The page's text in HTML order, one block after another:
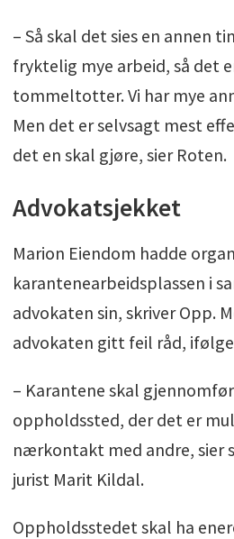
– Så skal det sies en annen
fryktelig mye arbeid, så det
tommeltotter. Vi har mye
Men det er selvsagt mest
det en skal gjøre, sier Roten.
Advokatsjekket
Marion Eiendom hadde
karantenearbeidsplassen i
advokaten sin, skriver Opp.
advokaten gitt feil råd,
– Karantene skal
oppholdssted, der det er
nærkontakt med andre, sier
jurist Marit Kildal.
Oppholdsstedet skal ha